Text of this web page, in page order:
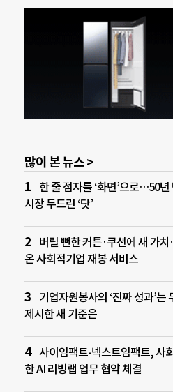
많이 본 뉴스 >
한 줄 점자를 ‘화면’으로…50년
시장 두드린 ‘닷’
버릴 뻔한 커튼·쿠션에 새 가
온 사회적기업 재봉 서비스
기업자원봉사의 ‘진짜 성과’
제시한 새 기준은
사이임팩트-넥스트임팩트, 사
한 AI 리빙랩 업무 협약 체결